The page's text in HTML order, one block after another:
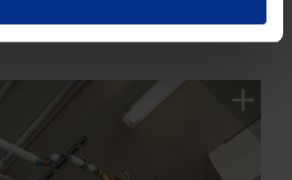
zum Einsatz.